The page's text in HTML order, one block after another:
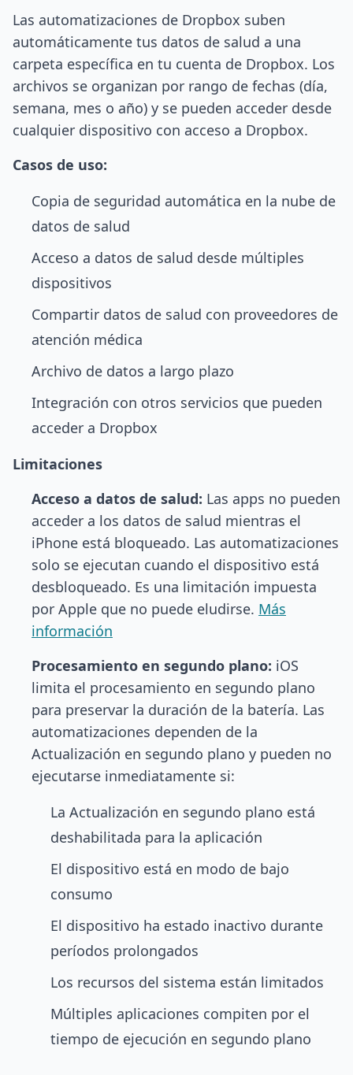
Las automatizaciones de Dropbox suben
automáticamente tus datos de salud a una
carpeta específica en tu cuenta de Dropbox. Los
archivos se organizan por rango de fechas (día,
semana, mes o año) y se pueden acceder desde
cualquier dispositivo con acceso a Dropbox.
Casos de uso:
Copia de seguridad automática en la nube de
datos de salud
Acceso a datos de salud desde múltiples
dispositivos
Compartir datos de salud con proveedores de
atención médica
Archivo de datos a largo plazo
Integración con otros servicios que pueden
acceder a Dropbox
Limitaciones
Acceso a datos de salud: Las apps no pueden
acceder a los datos de salud mientras el
iPhone está bloqueado. Las automatizaciones
solo se ejecutan cuando el dispositivo está
desbloqueado. Es una limitación impuesta
por Apple que no puede eludirse. Más
información
Procesamiento en segundo plano: iOS
limita el procesamiento en segundo plano
para preservar la duración de la batería. Las
automatizaciones dependen de la
Actualización en segundo plano y pueden no
ejecutarse inmediatamente si:
La Actualización en segundo plano está
deshabilitada para la aplicación
El dispositivo está en modo de bajo
consumo
El dispositivo ha estado inactivo durante
períodos prolongados
Los recursos del sistema están limitados
Múltiples aplicaciones compiten por el
tiempo de ejecución en segundo plano